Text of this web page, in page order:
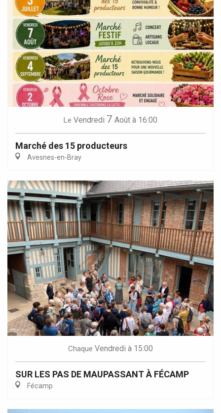
Le Vendredi 7 Août à 16:00
Marché des 15 producteurs
Avesnes-en-Bray
Chaque Vendredi à 15:00
SUR LES PAS DE MAUPASSANT À FÉCAMP
Fécamp